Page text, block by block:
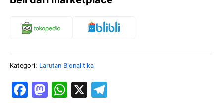
Kategori: Larutan Bionalitika
F
M W X